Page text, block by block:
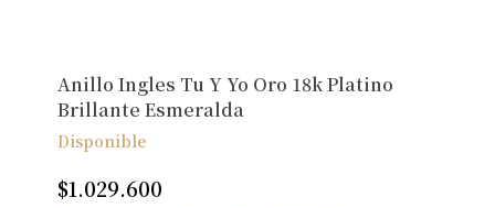
Anillo Ingles Tu Y Yo Oro 18k Platino
Brillante Esmeralda
Disponible
$1.029.600